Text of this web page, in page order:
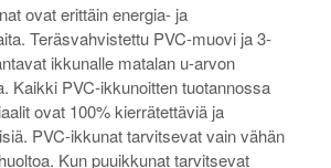
ovat erittäin energia- ja
Teräsvahvistettu PVC-muovi ja 3-
ikkunalle matalan u-arvon
Kaikki PVC-ikkunoitten tuotannossa
ovat 100% kierrätettäviä ja
PVC-ikkunat tarvitsevat vain vähän
Kun puuikkunat tarvitsevat